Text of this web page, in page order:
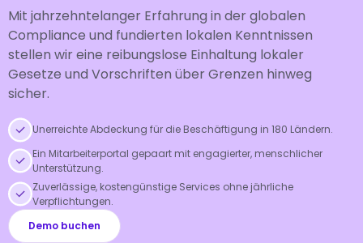
Mit jahrzehntelanger Erfahrung in der globalen
Compliance und fundierten lokalen Kenntnissen
stellen wir eine reibungslose Einhaltung lokaler
Gesetze und Vorschriften über Grenzen hinweg
sicher.
Unerreichte Abdeckung für die Beschäftigung in 180 Ländern.
Ein Mitarbeiterportal gepaart mit engagierter, menschlicher
Unterstützung.
Zuverlässige, kostengünstige Services ohne jährliche
Verpflichtungen.
Demo buchen